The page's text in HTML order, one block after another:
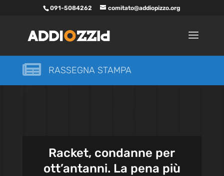
091-5084262 comitato@addiopizzo.org
 RASSEGNA STAMPA
Racket, condanne per
ott’antanni. La pena più